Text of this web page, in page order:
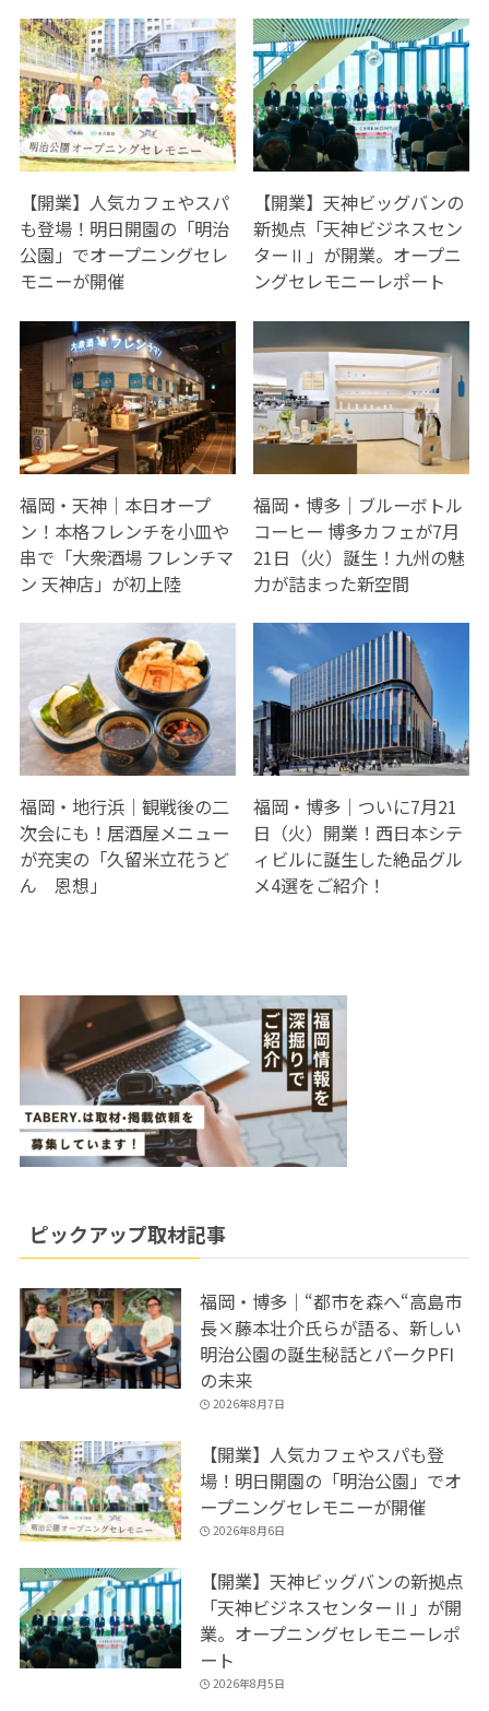
【開業】人気カフェやスパ
も登場！明日開園の「明治
公園」でオープニングセレ
モニーが開催
【開業】天神ビッグバンの
新拠点「天神ビジネスセン
ターⅡ」が開業。オープニ
ングセレモニーレポート
福岡・天神｜本日オープ
ン！本格フレンチを小皿や
串で「大衆酒場 フレンチマ
ン 天神店」が初上陸
福岡・博多｜ブルーボトル
コーヒー 博多カフェが7月
21日（火）誕生！九州の魅
力が詰まった新空間
福岡・地行浜｜観戦後の二
次会にも！居酒屋メニュー
が充実の「久留米立花うど
ん 恩想」
福岡・博多｜ついに7月21
日（火）開業！西日本シテ
ィビルに誕生した絶品グル
メ4選をご紹介！
ピックアップ取材記事
福岡・博多｜“都市を森へ“高島市
長×藤本壮介氏らが語る、新しい
明治公園の誕生秘話とパークPFI
の未来
2026年8月7日
【開業】人気カフェやスパも登
場！明日開園の「明治公園」でオ
ープニングセレモニーが開催
2026年8月6日
【開業】天神ビッグバンの新拠点
「天神ビジネスセンターⅡ」が開
業。オープニングセレモニーレポ
ート
2026年8月5日